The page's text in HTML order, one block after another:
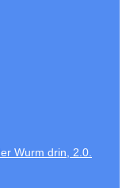
Wurm drin, 2.0.